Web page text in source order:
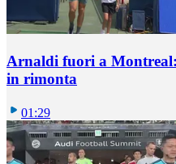
Arnaldi fuori a
in rimonta
01:29